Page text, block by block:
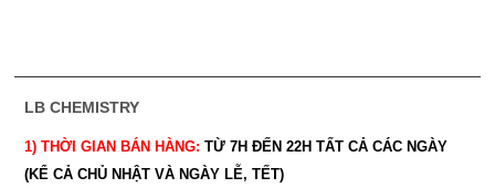
LB CHEMISTRY
1) THỜI GIAN BÁN HÀNG: TỪ 7H ĐẾN 22H TẤT CẢ CÁC NGÀY
(KỂ CẢ CHỦ NHẬT VÀ NGÀY LỄ, TẾT)